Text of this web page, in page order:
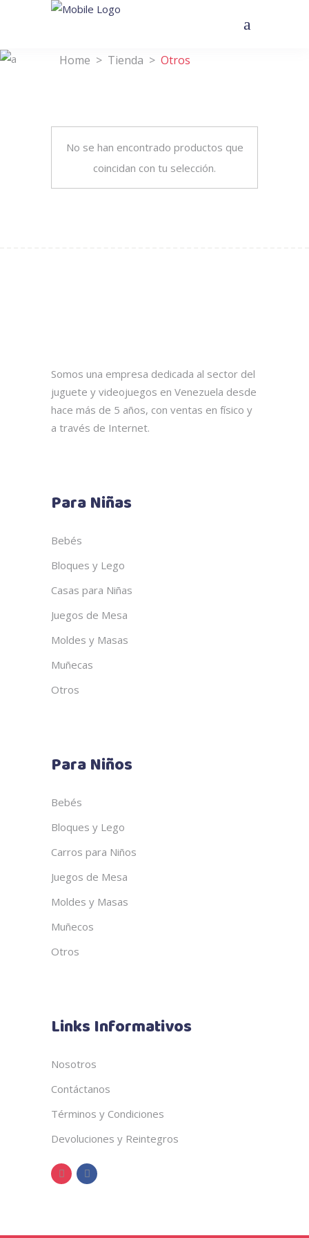
Home > Tienda > Otros
No se han encontrado productos que
coincidan con tu selección.
Somos una empresa dedicada al sector del
juguete y videojuegos en Venezuela desde
hace más de 5 años, con ventas en físico y
a través de Internet.
Para Niñas
Bebés
Bloques y Lego
Casas para Niñas
Juegos de Mesa
Moldes y Masas
Muñecas
Otros
Para Niños
Bebés
Bloques y Lego
Carros para Niños
Juegos de Mesa
Moldes y Masas
Muñecos
Otros
Links Informativos
Nosotros
Contáctanos
Términos y Condiciones
Devoluciones y Reintegros